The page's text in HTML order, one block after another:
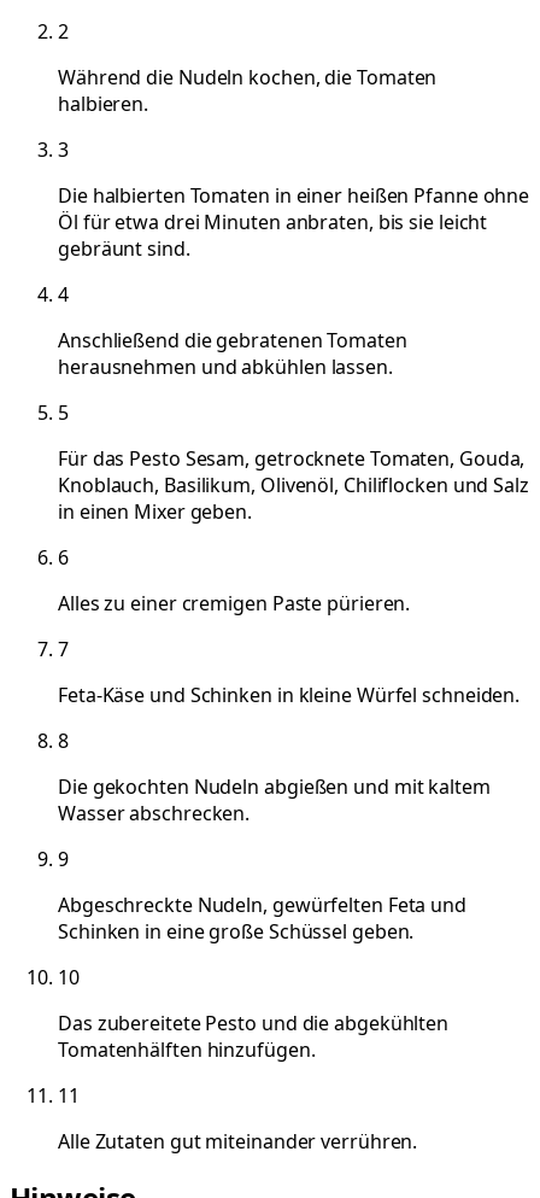
2
Während die Nudeln kochen, die Tomaten
halbieren.
3
Die halbierten Tomaten in einer heißen Pfanne ohne
Öl für etwa drei Minuten anbraten, bis sie leicht
gebräunt sind.
4
Anschließend die gebratenen Tomaten
herausnehmen und abkühlen lassen.
5
Für das Pesto Sesam, getrocknete Tomaten, Gouda,
Knoblauch, Basilikum, Olivenöl, Chiliflocken und Salz
in einen Mixer geben.
6
Alles zu einer cremigen Paste pürieren.
7
Feta-Käse und Schinken in kleine Würfel schneiden.
8
Die gekochten Nudeln abgießen und mit kaltem
Wasser abschrecken.
9
Abgeschreckte Nudeln, gewürfelten Feta und
Schinken in eine große Schüssel geben.
10
Das zubereitete Pesto und die abgekühlten
Tomatenhälften hinzufügen.
11
Alle Zutaten gut miteinander verrühren.